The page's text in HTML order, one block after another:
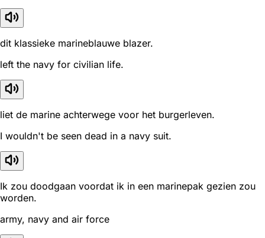
dit klassieke marineblauwe blazer.
left the navy for civilian life.
liet de marine achterwege voor het burgerleven.
I wouldn't be seen dead in a navy suit.
Ik zou doodgaan voordat ik in een marinepak gezien zou
worden.
army, navy and air force